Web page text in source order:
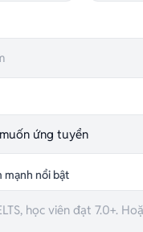
mạnh nổi bật